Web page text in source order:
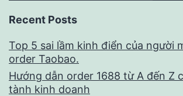
Recent Posts
Top 5 sai lầm kinh điển của người
order Taobao.
Hướng dẫn order 1688 từ A đến Z
tành kinh doanh